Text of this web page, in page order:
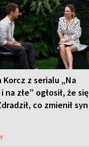
Korcz z serialu „Na
na złe” ogłosił, że się
co zmienił syn